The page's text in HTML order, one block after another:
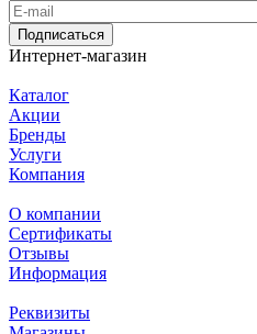
Подписаться
Интернет-магазин
Каталог
Акции
Бренды
Услуги
Компания
О компании
Сертификаты
Отзывы
Информация
Реквизиты